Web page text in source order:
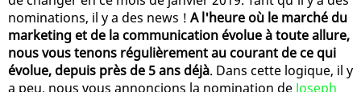
nominations, il y a des news ! A l'heure où le marché du
marketing et de la communication évolue à toute allure,
nous vous tenons régulièrement au courant de ce qui
évolue, depuis près de 5 ans déjà. Dans cette logique, il y
a peu, nous vous annoncions la nomination de Joseph